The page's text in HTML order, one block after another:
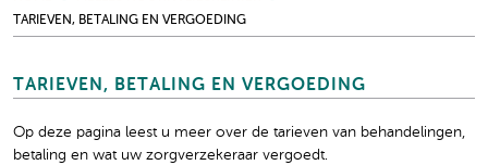
TARIEVEN, BETALING EN VERGOEDING
TARIEVEN, BETALING EN VERGOEDING
Op deze pagina leest u meer over de tarieven van behandelingen,
betaling en wat uw zorgverzekeraar vergoedt.